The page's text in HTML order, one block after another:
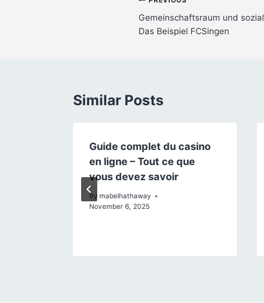
navigation
Gemeinschaftsraum und
Das Beispiel FCSingen
Similar Posts
Guide complet du casino
en ligne – Tout ce que
vous devez savoir
By mabelhathaway
November 6, 2025